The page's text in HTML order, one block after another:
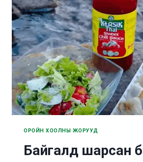
ОРОЙН ХООЛНЫ ЖОРУУД
Байгалд шарсан